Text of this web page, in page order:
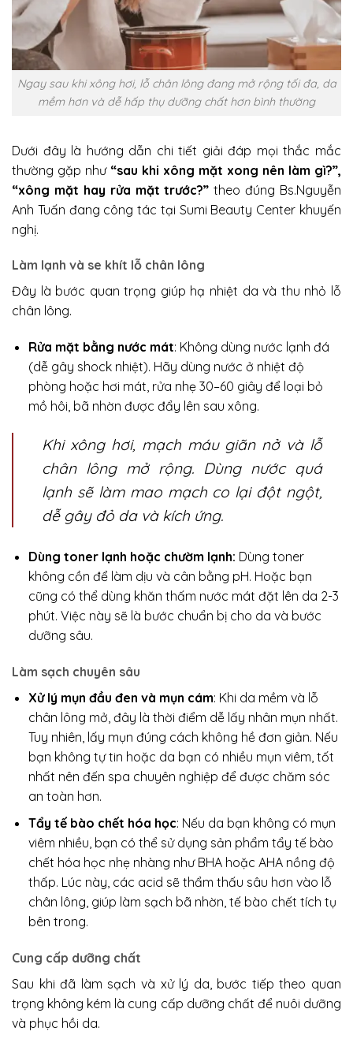
Ngay sau khi xông hơi, lỗ chân lông đang mở rộng tối đa, da
mềm hơn và dễ hấp thụ dưỡng chất hơn bình thường
Dưới đây là hướng dẫn chi tiết giải đáp mọi thắc mắc
thường gặp như “sau khi xông mặt xong nên làm gì?”,
“xông mặt hay rửa mặt trước?” theo đúng Bs.Nguyễn
Anh Tuấn đang công tác tại Sumi Beauty Center khuyến
nghị.
Làm lạnh và se khít lỗ chân lông
Đây là bước quan trọng giúp hạ nhiệt da và thu nhỏ lỗ
chân lông.
Rửa mặt bằng nước mát: Không dùng nước lạnh đá
(dễ gây shock nhiệt). Hãy dùng nước ở nhiệt độ
phòng hoặc hơi mát, rửa nhẹ 30–60 giây để loại bỏ
mồ hôi, bã nhờn được đẩy lên sau xông.
Khi xông hơi, mạch máu giãn nở và lỗ
chân lông mở rộng. Dùng nước quá
lạnh sẽ làm mao mạch co lại đột ngột,
dễ gây đỏ da và kích ứng.
Dùng toner lạnh hoặc chườm lạnh: Dùng toner
không cồn để làm dịu và cân bằng pH. Hoặc bạn
cũng có thể dùng khăn thấm nước mát đặt lên da 2-3
phút. Việc này sẽ là bước chuẩn bị cho da và bước
dưỡng sâu.
Làm sạch chuyên sâu
Xử lý mụn đầu đen và mụn cám: Khi da mềm và lỗ
chân lông mở, đây là thời điểm dễ lấy nhân mụn nhất.
Tuy nhiên, lấy mụn đúng cách không hề đơn giản. Nếu
bạn không tự tin hoặc da bạn có nhiều mụn viêm, tốt
nhất nên đến spa chuyên nghiệp để được chăm sóc
an toàn hơn.
Tẩy tế bào chết hóa học: Nếu da bạn không có mụn
viêm nhiều, bạn có thể sử dụng sản phẩm tẩy tế bào
chết hóa học nhẹ nhàng như BHA hoặc AHA nồng độ
thấp. Lúc này, các acid sẽ thẩm thấu sâu hơn vào lỗ
chân lông, giúp làm sạch bã nhờn, tế bào chết tích tụ
bên trong.
Cung cấp dưỡng chất
Sau khi đã làm sạch và xử lý da, bước tiếp theo quan
trọng không kém là cung cấp dưỡng chất để nuôi dưỡng
và phục hồi da.